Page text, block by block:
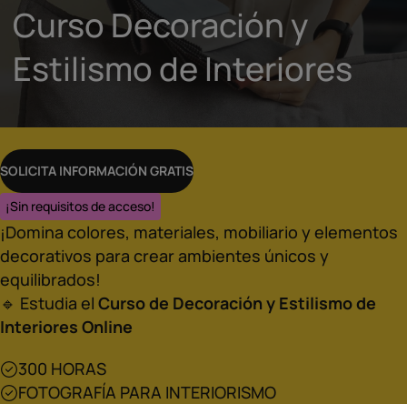
Curso Decoración y
Estilismo de Interiores
SOLICITA INFORMACIÓN GRATIS
¡Sin requisitos de acceso!
¡Domina colores, materiales, mobiliario y elementos
decorativos para crear ambientes únicos y
equilibrados!
🔹 Estudia el Curso de Decoración y Estilismo de
Interiores Online
300 HORAS
FOTOGRAFÍA PARA INTERIORISMO